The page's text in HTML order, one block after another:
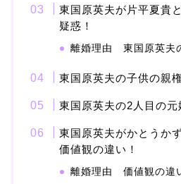
テ
本
と
画
東国原英夫が片平夏貴
疑惑！
離婚理由 東国原英夫
東国原英夫の子供の親
東国原英夫の2人目の元
東国原英夫がかとうか
価値観の違い！
離婚理由 価値観の違